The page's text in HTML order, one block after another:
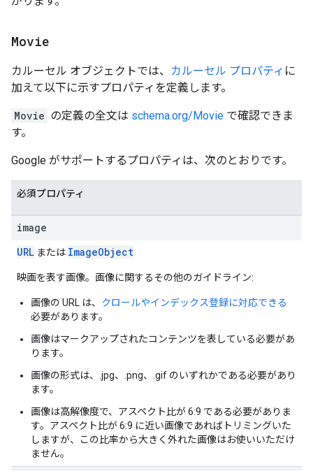
Movie
カルーセル オブジェクトでは、 カルーセル プロパティ に
加えて以下に示すプロパティを定義します。
Movie の定義の全文は schema.org/Movie で確認できま
す。
Google がサポートするプロパティは、次のとおりです。
必須プロパティ
image
URL または ImageObject
映画を表す画像。画像に関するその他のガイドライン:
画像の URL は、 クロールやインデックス登録に対応できる
必要があります。
画像はマークアップされたコンテンツを表している必要があ
ります。
画像の形式は、.jpg、.png、.gif のいずれかである必要があり
ます。
画像は高解像度で、アスペクト比が 6:9 である必要がありま
す。アスペクト比が 6:9 に近い画像であればトリミングいた
しますが、この比率から大きく外れた画像はお使いいただけ
ません。